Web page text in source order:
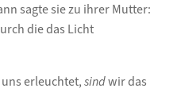
sagte sie zu ihrer Mutter:
die das Licht
erleuchtet,sindwir das